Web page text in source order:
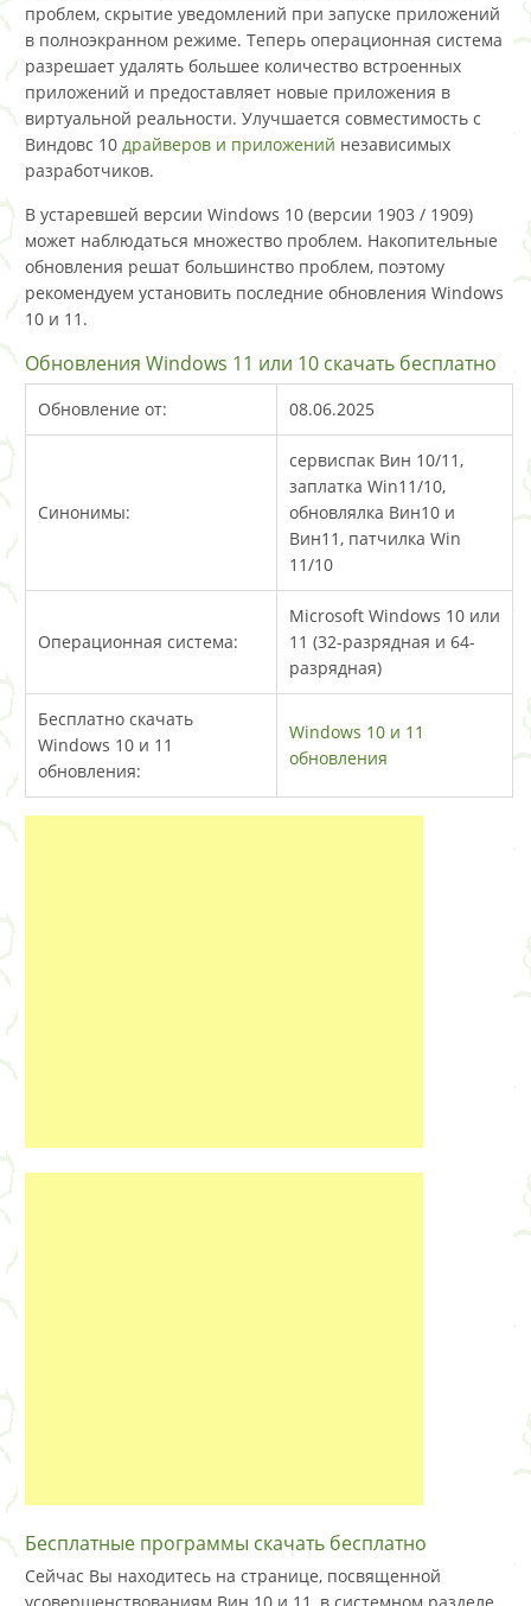
проблем, скрытие уведомлений при запуске приложений
в полноэкранном режиме. Теперь операционная система
разрешает удалять большее количество встроенных
приложений и предоставляет новые приложения в
виртуальной реальности. Улучшается совместимость с
Виндовс 10 драйверов и приложений независимых
разработчиков.
В устаревшей версии Windows 10 (версии 1903 / 1909)
может наблюдаться множество проблем. Накопительные
обновления решат большинство проблем, поэтому
рекомендуем установить последние обновления Windows
10 и 11.
Обновления Windows 11 или 10 скачать бесплатно
Обновление от: 08.06.2025
Синонимы:
сервиспак Вин 10/11,
заплатка Win11/10,
обновлялка Вин10 и
Вин11, патчилка Win
11/10
Операционная система:
Microsoft Windows 10 или
11 (32-разрядная и 64-
разрядная)
Бесплатно скачать
Windows 10 и 11
обновления:
Windows 10 и 11
обновления
Бесплатные программы скачать бесплатно
Сейчас Вы находитесь на странице, посвященной